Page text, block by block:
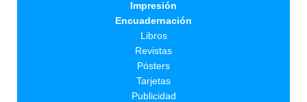
Impresión
Encuadernación
Libros
Revistas
Pósters
Tarjetas
Publicidad